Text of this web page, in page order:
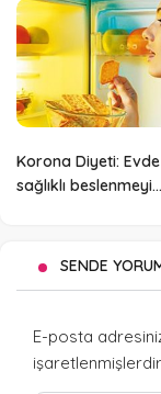
Korona Diyeti:
sağlıklı beslenmeyi
SENDE
E-posta
işaretlenmişlerdir